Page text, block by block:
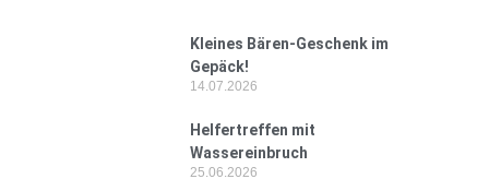
Kleines Bären-Geschenk im
Gepäck!
14.07.2026
Helfertreffen mit
Wassereinbruch
25.06.2026